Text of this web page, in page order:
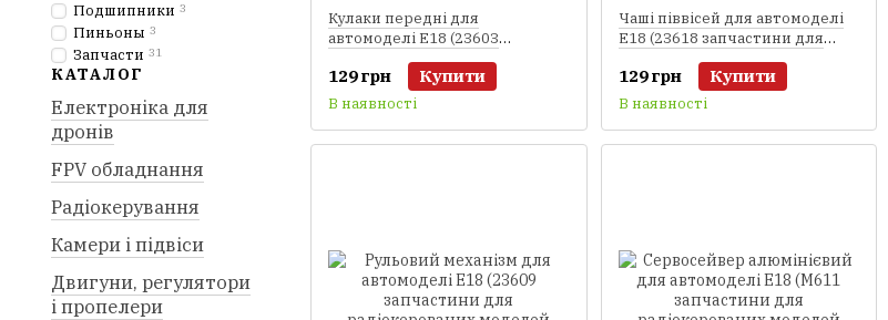
Кулаки передні для
автомоделі E18 (23603
запчастини для
радіокерованих моделей
машинок Himoto)
129 грн Купити
В наявності
Чаші піввісей для автомоделі
E18 (23618 запчастини для
радіокерованих моделей
машинок Himoto)
129 грн Купити
В наявності
Подшипники 3
Пиньоны 3
Запчасти 31
КАТАЛОГ
Електроніка для
дронів
FPV обладнання
Радіокерування
Камери і підвіси
Двигуни, регулятори
і пропелери